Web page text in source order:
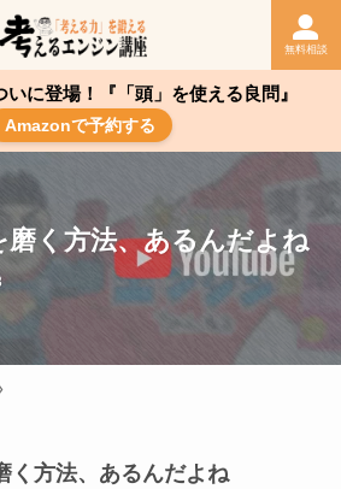
無料相談
に登場！『「頭」を使える良問』
Amazonで予約する
磨く方法、あるんだよね
く方法、あるんだよね